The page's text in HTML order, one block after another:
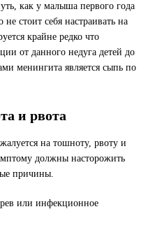
как у малыша первого года
стоит себя настраивать на
крайне редко что
от данного недуга детей до
менингита является сыпь по
и рвота
на тошноту, рвоту и
должны насторожить
причины.
или инфекционное